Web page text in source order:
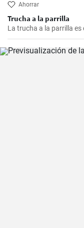
Ahorrar
Trucha a la parrilla
La trucha a la parrilla